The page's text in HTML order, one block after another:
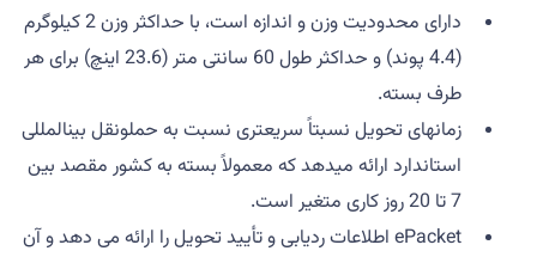
دارای محدودیت وزن و اندازه است، با حداکثر وزن 2 کیلوگرم
(4.4 پوند) و حداکثر طول 60 سانتی متر (23.6 اینچ) برای هر
طرف بسته.
زمانهای تحویل نسبتاً سریعتری نسبت به حملونقل بینالمللی
استاندارد ارائه میدهد که معمولاً بسته به کشور مقصد بین
7 تا 20 روز کاری متغیر است.
ePacket اطلاعات ردیابی و تأیید تحویل را ارائه می دهد و آن